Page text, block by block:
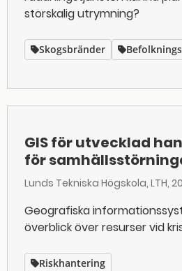
storskalig utrymning?
Skogsbränder
GIS för utvecklad
för
Lunds Tekniska Högskola, LTH
Geografiska
överblick över resurser vid
Riskhantering